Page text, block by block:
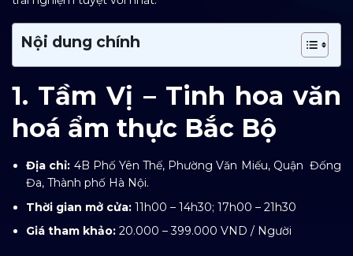
Nội dung chính
1. Tầm Vị – Tinh hoa văn
hoá ẩm thực Bắc Bộ
Địa chỉ: 4B Phố Yên Thế, Phường Văn Miếu, Quận Đống
Đa, Thành phố Hà Nội.
Thời gian mở cửa: 11h00 – 14h30; 17h00 – 21h30
Giá tham khảo: 20.000 – 399.000 VND / Người